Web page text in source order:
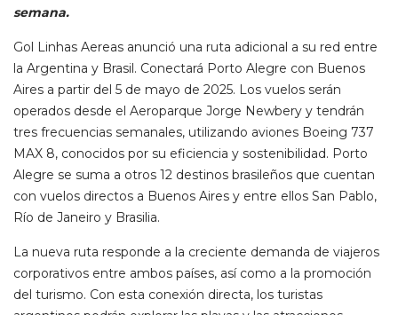
semana.
Gol Linhas Aereas anunció una ruta adicional a su red entre
la Argentina y Brasil. Conectará Porto Alegre con Buenos
Aires a partir del 5 de mayo de 2025. Los vuelos serán
operados desde el Aeroparque Jorge Newbery y tendrán
tres frecuencias semanales, utilizando aviones Boeing 737
MAX 8, conocidos por su eficiencia y sostenibilidad. Porto
Alegre se suma a otros 12 destinos brasileños que cuentan
con vuelos directos a Buenos Aires y entre ellos San Pablo,
Río de Janeiro y Brasilia.
La nueva ruta responde a la creciente demanda de viajeros
corporativos entre ambos países, así como a la promoción
del turismo. Con esta conexión directa, los turistas